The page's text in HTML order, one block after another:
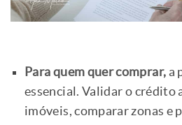
Para quem quer comprar, a
essencial. Validar o crédito
imóveis, comparar zonas e